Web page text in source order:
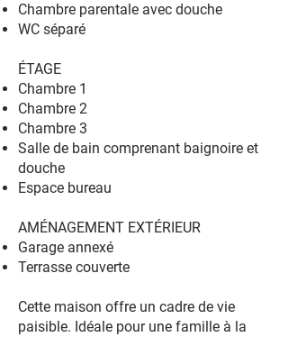
Chambre parentale avec douche
WC séparé
ÉTAGE
Chambre 1
Chambre 2
Chambre 3
Salle de bain comprenant baignoire et
douche
Espace bureau
AMÉNAGEMENT EXTÉRIEUR
Garage annexé
Terrasse couverte
Cette maison offre un cadre de vie
paisible. Idéale pour une famille à la